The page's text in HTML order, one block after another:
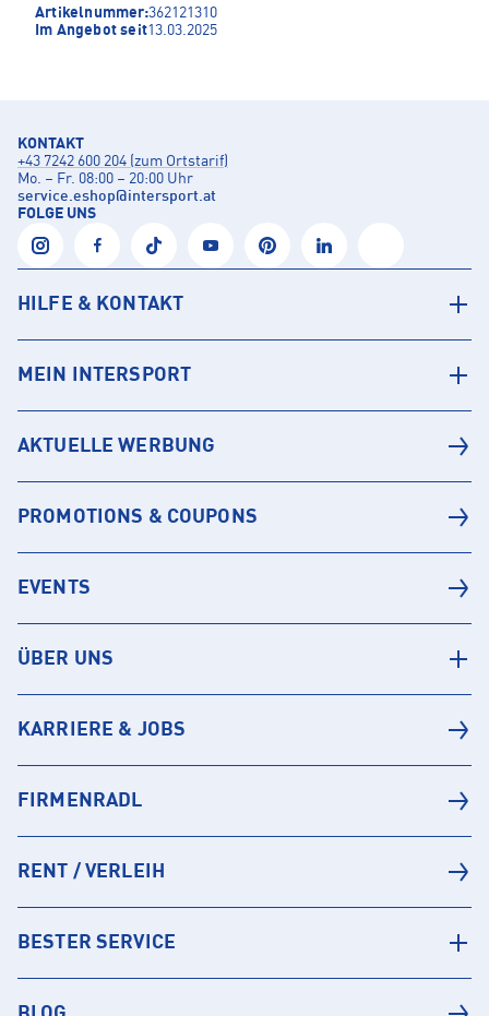
Artikelnummer:362121310
Im Angebot seit13.03.2025
KONTAKT
+43 7242 600 204 (zum Ortstarif)
Mo. – Fr. 08:00 – 20:00 Uhr
service.eshop@intersport.at
FOLGE UNS
HILFE & KONTAKT
MEIN INTERSPORT
AKTUELLE WERBUNG
PROMOTIONS & COUPONS
EVENTS
ÜBER UNS
KARRIERE & JOBS
FIRMENRADL
RENT / VERLEIH
BESTER SERVICE